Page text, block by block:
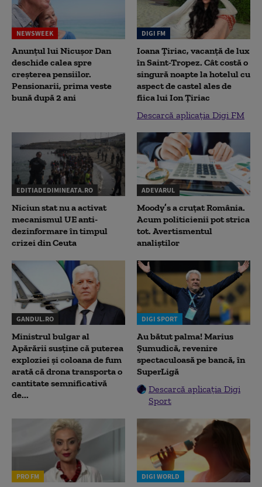
NEWSWEEK
Anunțul lui Nicușor Dan
deschide calea spre
creșterea pensiilor.
Pensionarii, prima veste
bună după 2 ani
DIGI FM
Ioana Țiriac, vacanță de lux
în Saint-Tropez. Cât costă o
singură noapte la hotelul cu
aspect de castel ales de
fiica lui Ion Țiriac
Descarcă aplicația Digi FM
EDITIADEDIMINEATA.RO
Niciun stat nu a activat
mecanismul UE anti-
dezinformare în timpul
crizei din Ceuta
ADEVARUL
Moody’s a cruțat România.
Acum politicienii pot strica
tot. Avertismentul
analiștilor
GANDUL.RO
Ministrul bulgar al
Apărării susține că puterea
exploziei și coloana de fum
arată că drona transporta o
cantitate semnificativă
de...
DIGI SPORT
Au bătut palma! Marius
Șumudică, revenire
spectaculoasă pe bancă, în
SuperLigă
Descarcă aplicația Digi
Sport
PRO FM DIGI WORLD